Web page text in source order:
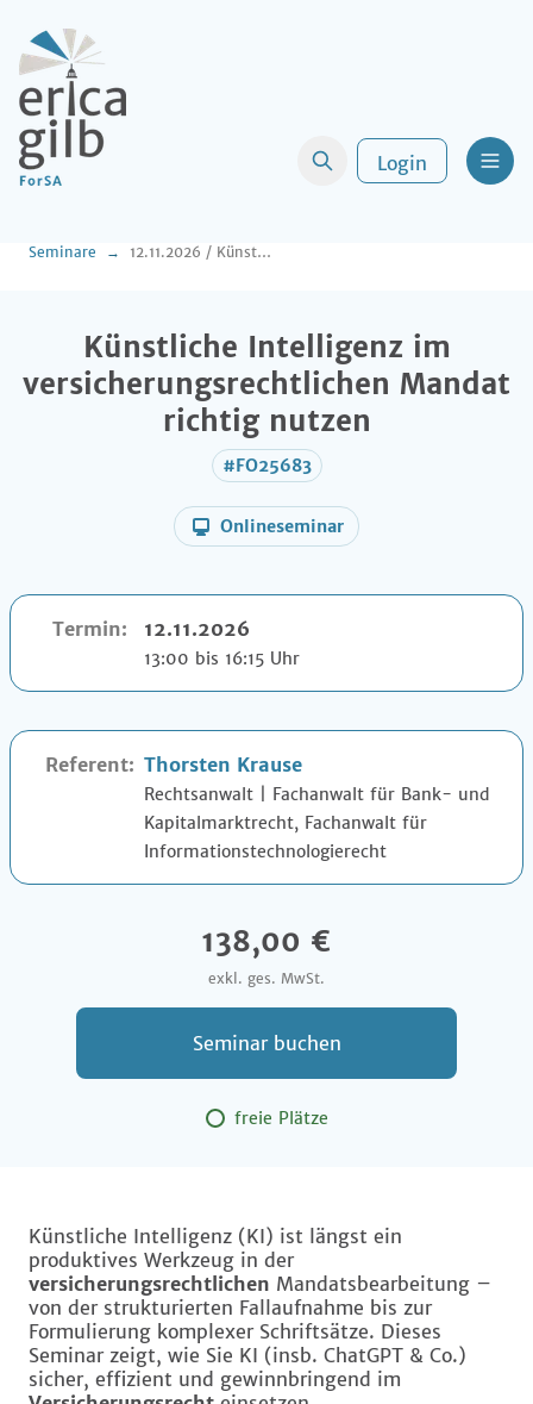
Login
Seminare 12.11.2026 / Künstliche Intelligenz im versicherungsrechtlichen Mandat richtig nutzen
Künstliche Intelligenz im
versicherungsrechtlichen Mandat
richtig nutzen
#FO25683
Onlineseminar
Termin: 12.11.2026
13:00 bis 16:15 Uhr
Referent: Thorsten Krause
Rechtsanwalt | Fachanwalt für Bank- und
Kapitalmarktrecht, Fachanwalt für
Informationstechnologierecht
138,00 €
exkl. ges. MwSt.
Seminar buchen
freie Plätze
Künstliche Intelligenz (KI) ist längst ein
produktives Werkzeug in der
versicherungsrechtlichen Mandatsbearbeitung –
von der strukturierten Fallaufnahme bis zur
Formulierung komplexer Schriftsätze. Dieses
Seminar zeigt, wie Sie KI (insb. ChatGPT & Co.)
sicher, effizient und gewinnbringend im